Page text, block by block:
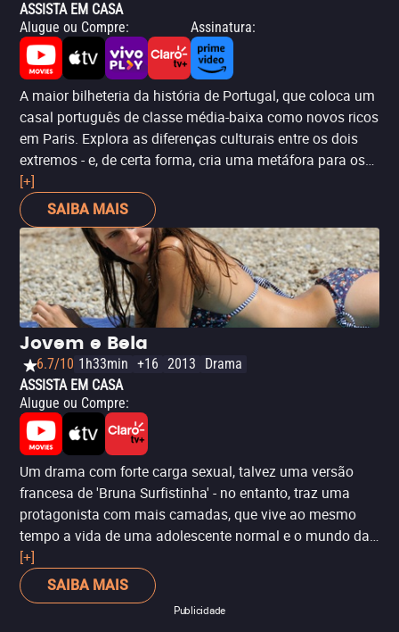
ASSISTA EM CASA
Alugue ou Compre: Assinatura:
A maior bilheteria da história de Portugal, que coloca um
casal português de classe média-baixa como novos ricos
em Paris. Explora as diferenças culturais entre os dois
extremos - e, de certa forma, cria uma metáfora para os
momentos econômicos de Portugal e França.
[+]
SAIBA MAIS
Jovem e Bela
6.7/10 1h33min +16 2013
Drama
ASSISTA EM CASA
Alugue ou Compre:
Um drama com forte carga sexual, talvez uma versão
francesa de 'Bruna Surfistinha' - no entanto, traz uma
protagonista com mais camadas, que vive ao mesmo
tempo a vida de uma adolescente normal e o mundo da
prostituição.
[+]
SAIBA MAIS
Publicidade